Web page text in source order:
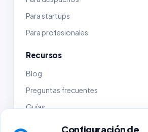
Configuración de
Para startups
Para profesionales
Recursos
Blog
Preguntas frecuentes
Guías